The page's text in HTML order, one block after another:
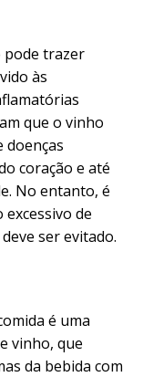
pode trazer
às
que o vinho
doenças
coração e até
No entanto, é
de
ser evitado.
é uma
vinho, que
da bebida com